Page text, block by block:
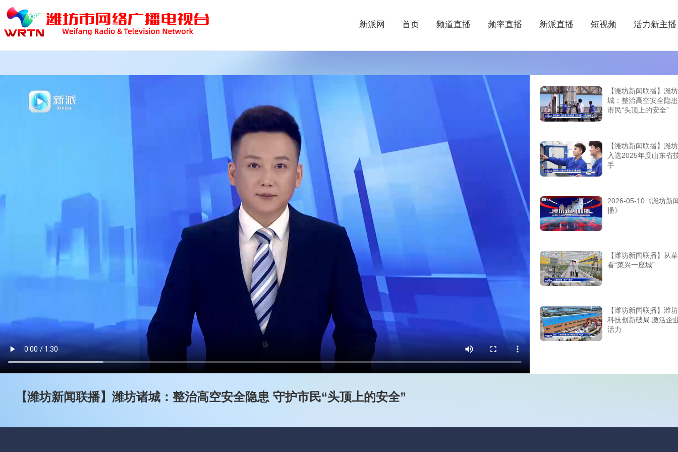
新派网 首页 频道直播 频率直播 新派直播 短视频 活力新主播
【潍坊新闻联播】潍坊诸城：整治高空安全隐患 守护市民“头顶上的安全”
【潍坊新闻联播】潍
城：整治高空安全隐
市民“头顶上的安全”
【潍坊新闻联播】潍
入选2025年度山东省
手
2026-05-10《潍坊新
播》
【潍坊新闻联播】从
看“菜兴一座城”
【潍坊新闻联播】潍
科技创新破局 激活企
活力